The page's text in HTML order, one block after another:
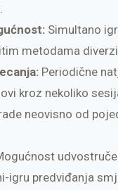
Simultano
metodama
Periodične
kroz nekoliko
neovisno od
igru predviđanja